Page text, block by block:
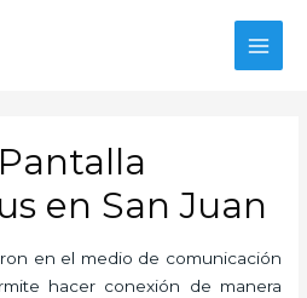
en San Juan
en el medio de comunicación
hacer conexión de manera